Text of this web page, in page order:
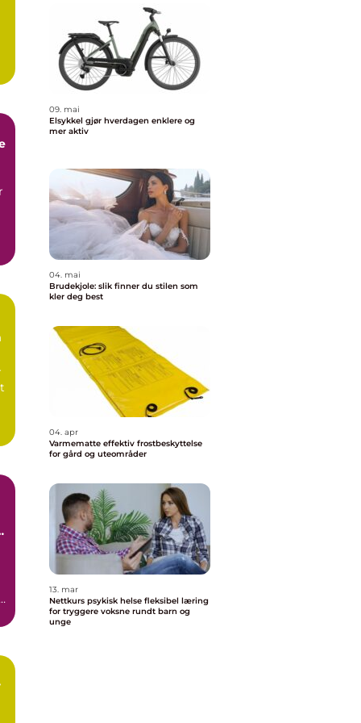
09. mai
Elsykkel gjør hverdagen enklere og
mer aktiv
04. mai
Brudekjole: slik finner du stilen som
kler deg best
04. apr
Varmematte effektiv frostbeskyttelse
for gård og uteområder
13. mar
Nettkurs psykisk helse fleksibel læring
for tryggere voksne rundt barn og
unge